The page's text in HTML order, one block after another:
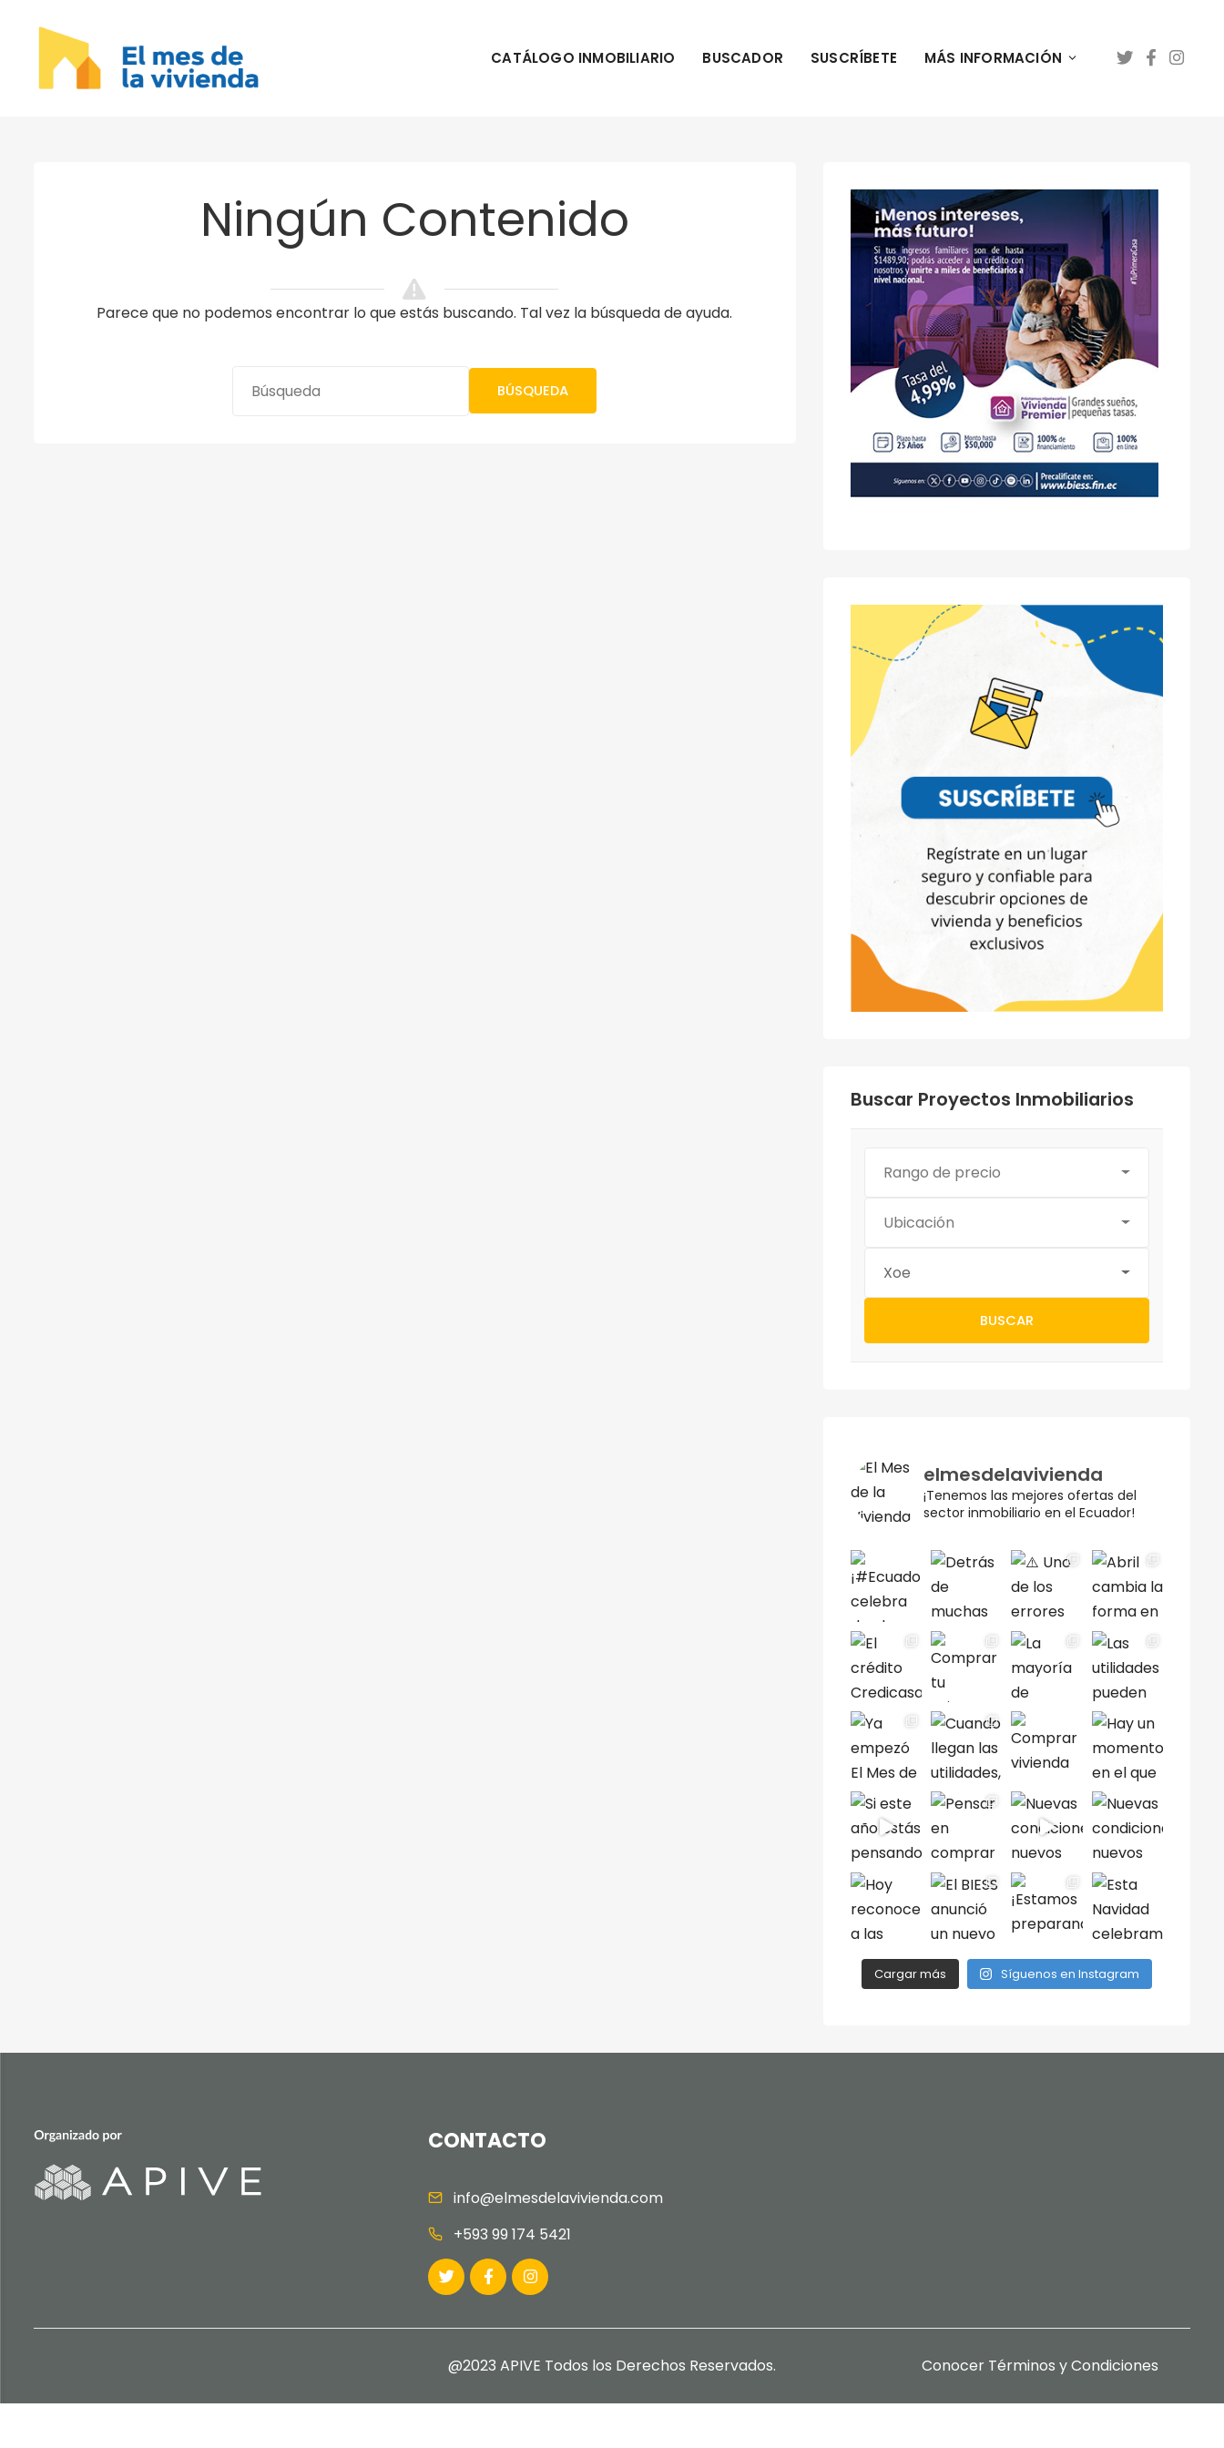
CATÁLOGO INMOBILIARIO BUSCADOR SUSCRÍBETE MÁS INFORMACIÓN
Ningún Contenido
Parece que no podemos encontrar lo que estás buscando. Tal vez la búsqueda de ayuda.
BÚSQUEDA
Buscar Proyectos Inmobiliarios
Rango de precio
Ubicación
Xoe
BUSCAR
elmesdelavivienda
¡Tenemos las mejores ofertas del
sector inmobiliario en el Ecuador!
Cargar más Síguenos en Instagram
CONTACTO
info@elmesdelavivienda.com
+593 99 174 5421
@2023 APIVE Todos los Derechos Reservados. Conocer Términos y Condiciones